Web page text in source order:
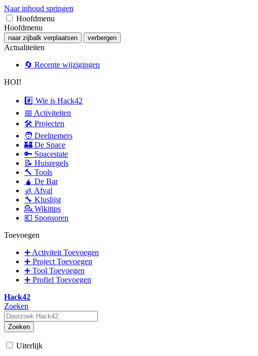
Naar inhoud springen
Hoofdmenu
Hoofdmenu
naar zijbalk verplaatsen verbergen
Actualiteiten
🔄 Recente wijzigingen
HOI!
#️⃣ Wie is Hack42
📅 Activiteiten
🛠 Projecten
🧑 Deelnemers
🏰 De Space
🔑 Spacestate
📝 Huisregels
🔨 Tools
🧉 De Bar
🚮 Afval
🔧 Kluslijst
💁 Wikitips
💶 Sponsoren
Toevoegen
➕ Activiteit Toevoegen
➕ Project Toevoegen
➕ Tool Toevoegen
➕ Profiel Toevoegen
Hack42
Zoeken
Zoeken
Uiterlijk